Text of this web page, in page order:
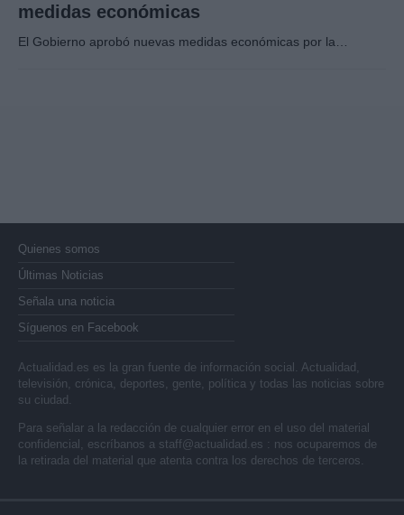
medidas económicas
El Gobierno aprobó nuevas medidas económicas por la…
Quienes somos
Últimas Noticias
Señala una noticia
Síguenos en Facebook
Actualidad.es es la gran fuente de información social. Actualidad,
televisión, crónica, deportes, gente, política y todas las noticias sobre
su ciudad.
Para señalar a la redacción de cualquier error en el uso del material
confidencial, escríbanos a staff@actualidad.es : nos ocuparemos de
la retirada del material que atenta contra los derechos de terceros.